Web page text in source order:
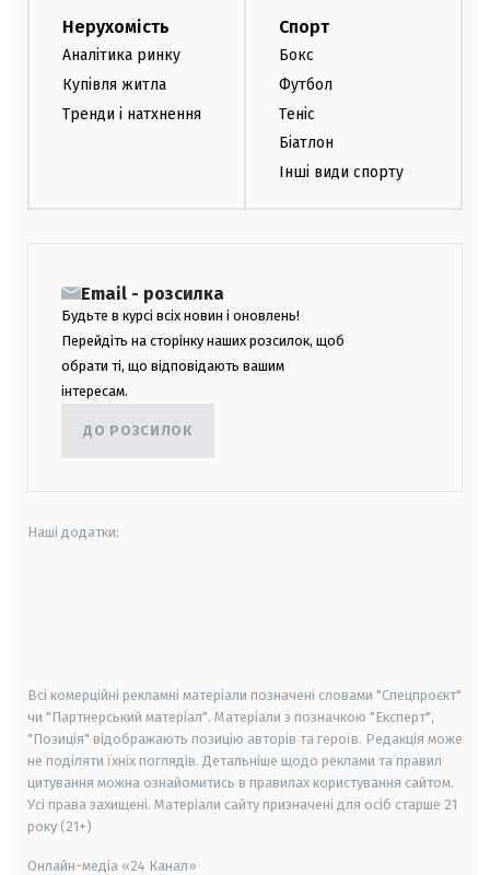
Нерухомість
Аналітика ринку
Купівля житла
Тренди і натхнення
Спорт
Бокс
Футбол
Теніс
Біатлон
Інші види спорту
Email - розсилка
Будьте в курсі всіх новин і оновлень!
Перейдіть на сторінку наших розсилок, щоб
обрати ті, що відповідають вашим
інтересам.
ДО РОЗСИЛОК
Наші додатки:
Всі комерційні рекламні матеріали позначені словами "Спецпроєкт"
чи "Партнерський матеріал". Матеріали з позначкою "Експерт",
"Позиція" відображають позицію авторів та героїв. Редакція може
не поділяти їхніх поглядів. Детальніше щодо реклами та правил
цитування можна ознайомитись в правилах користування сайтом.
Усі права захищені. Матеріали сайту призначені для осіб старше 21
року (21+)
Онлайн-медіа «24 Канал»